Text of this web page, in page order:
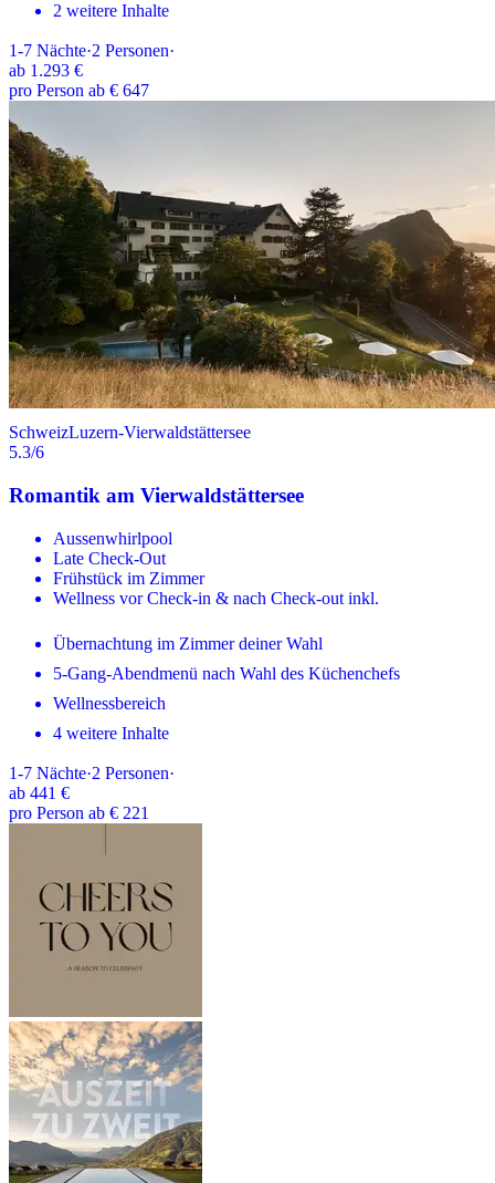
2 weitere Inhalte
1-7 Nächte·2 Personen·
ab 1.293 €
pro Person ab € 647
SchweizLuzern-Vierwaldstättersee
5.3/6
Romantik am Vierwaldstättersee
Aussenwhirlpool
Late Check-Out
Frühstück im Zimmer
Wellness vor Check-in & nach Check-out inkl.
Übernachtung im Zimmer deiner Wahl
5-Gang-Abendmenü nach Wahl des Küchenchefs
Wellnessbereich
4 weitere Inhalte
1-7 Nächte·2 Personen·
ab 441 €
pro Person ab € 221